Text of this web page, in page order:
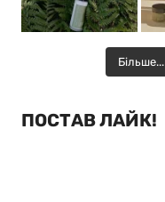
Більше...
ПОСТАВ ЛАЙК!